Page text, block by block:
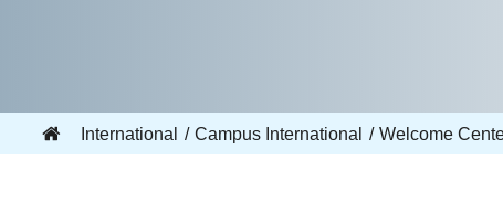
International Campus International Welcome